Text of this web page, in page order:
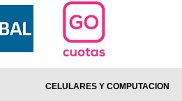
CELULARES Y COMPUTACION